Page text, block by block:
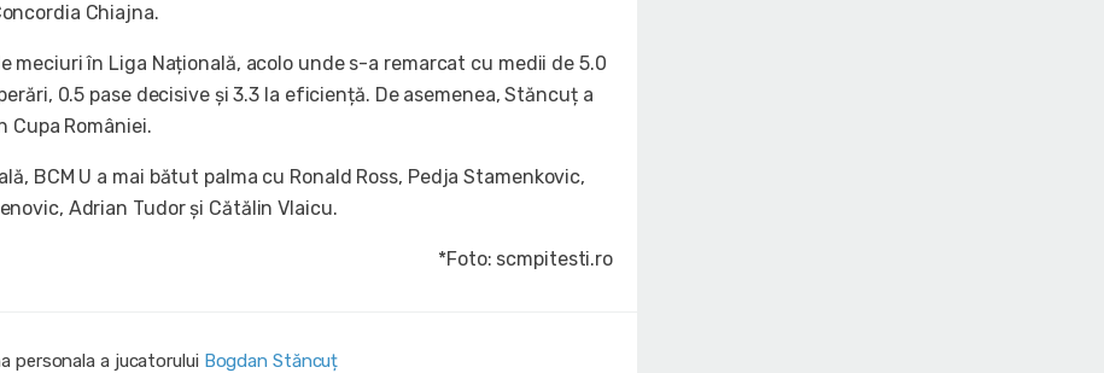
Chiajna.
meciuri în Liga Națională, acolo unde s-a remarcat cu medii de 5.0
0.5 pase decisive și 3.3 la eficiență. De asemenea, Stăncuț a
Cupa României.
BCM U a mai bătut palma cu Ronald Ross, Pedja Stamenkovic,
Adrian Tudor și Cătălin Vlaicu.
*Foto: scmpitesti.ro
personala a jucatorului Bogdan Stăncuț